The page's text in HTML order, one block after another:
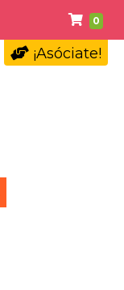
0
¡Asóciate!